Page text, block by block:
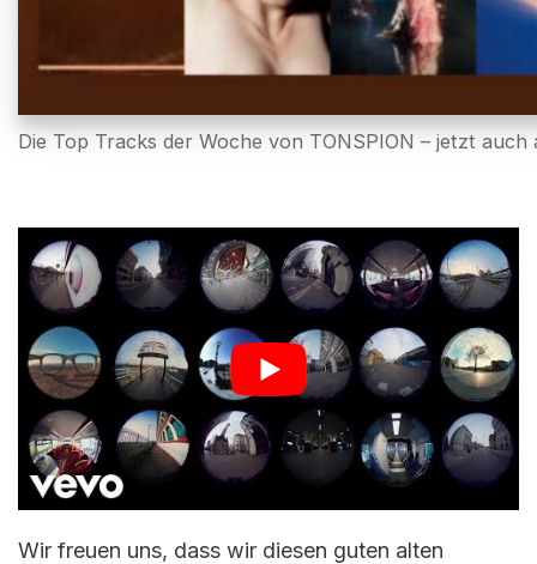
Die Top Tracks der Woche von TONSPION – jetzt
Wir freuen uns, dass wir diesen guten alten